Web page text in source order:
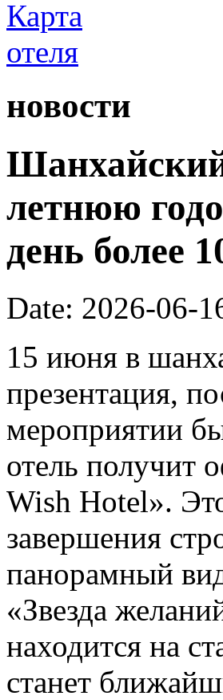
новости
летнюю
день более
Date: 2026-06-
15 июня в
презентация,
мероприятии
отель получит
Wish Hotel».
завершения
панорамный
«Звезда
находится на
станет